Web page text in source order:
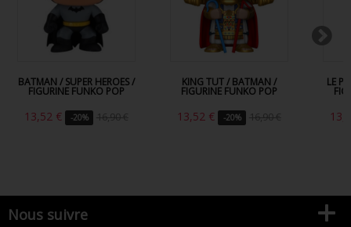
BATMAN / SUPER HEROES /
FIGURINE FUNKO POP
13,52 € -20% 16,90 €
KING TUT / BATMAN /
FIGURINE FUNKO POP
13,52 € -20% 16,90 €
LE
Nous suivre